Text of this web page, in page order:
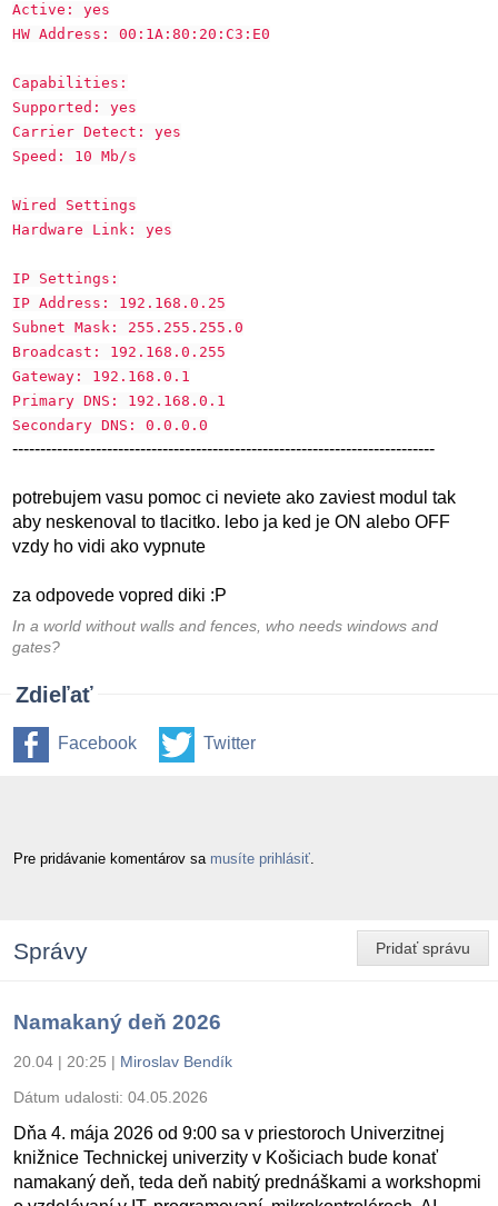
Active: yes
HW Address: 00:1A:80:20:C3:E0
Capabilities:
Supported: yes
Carrier Detect: yes
Speed: 10 Mb/s
Wired Settings
Hardware Link: yes
IP Settings:
IP Address: 192.168.0.25
Subnet Mask: 255.255.255.0
Broadcast: 192.168.0.255
Gateway: 192.168.0.1
Primary DNS: 192.168.0.1
Secondary DNS: 0.0.0.0
----------------------------------------------------------------------------
potrebujem vasu pomoc ci neviete ako zaviest modul tak
aby neskenoval to tlacitko. lebo ja ked je ON alebo OFF
vzdy ho vidi ako vypnute
za odpovede vopred diki :P
In a world without walls and fences, who needs windows and
gates?
Zdieľať
Facebook Twitter
Pre pridávanie komentárov sa musíte prihlásiť
Pridať správu
Správy
Namakaný deň 2026
20.04 | 20:25 | Miroslav Bendík
Dátum udalosti: 04.05.2026
Dňa 4. mája 2026 od 9:00 sa v priestoroch Univerzitnej
knižnice Technickej univerzity v Košiciach bude konať
namakaný deň, teda deň nabitý prednáškami a workshopmi